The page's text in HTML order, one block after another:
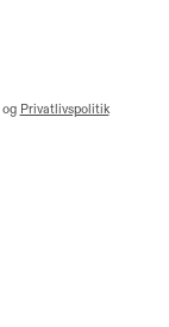
og Privatlivspolitik